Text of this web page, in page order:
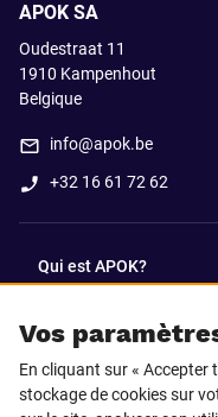
Vos
En cliquant sur « Accepter
stockage de cookies sur
APOK SA
Oudestraat 11
1910 Kampenhout
Belgique
info@apok.be
+32 16 61 72 62
Qui est APOK?
SUIVEZ-NOUS SUR
Facebook